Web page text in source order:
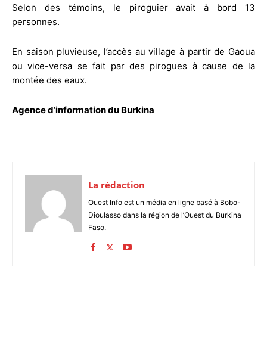
Selon des témoins, le piroguier avait à bord 13
personnes.
En saison pluvieuse, l’accès au village à partir de Gaoua
ou vice-versa se fait par des pirogues à cause de la
montée des eaux.
Agence d’information du Burkina
La rédaction
Ouest Info est un média en ligne basé à Bobo-
Dioulasso dans la région de l’Ouest du Burkina
Faso.